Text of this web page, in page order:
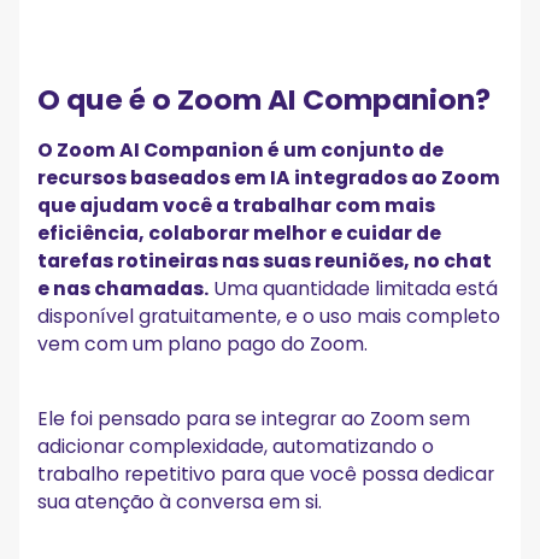
O que é o Zoom AI Companion?
O Zoom AI Companion é um conjunto de
recursos baseados em IA integrados ao Zoom
que ajudam você a trabalhar com mais
eficiência, colaborar melhor e cuidar de
tarefas rotineiras nas suas reuniões, no chat
e nas chamadas. Uma quantidade limitada está
disponível gratuitamente, e o uso mais completo
vem com um plano pago do Zoom.
Ele foi pensado para se integrar ao Zoom sem
adicionar complexidade, automatizando o
trabalho repetitivo para que você possa dedicar
sua atenção à conversa em si.